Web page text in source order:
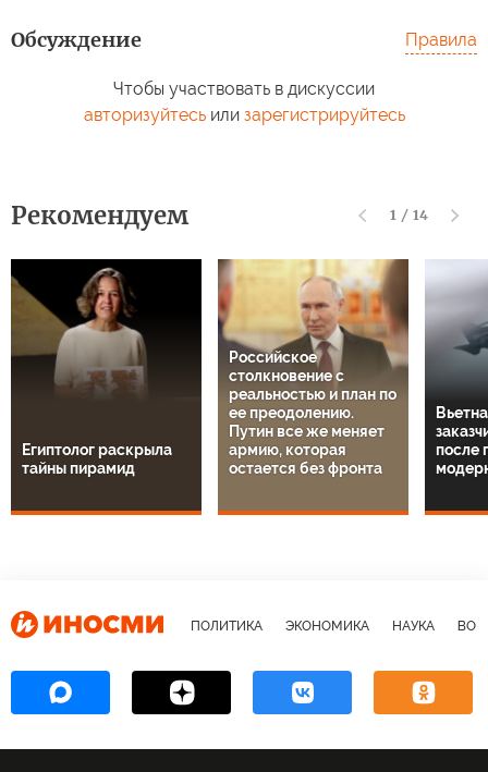
Обсуждение Правила
Чтобы участвовать в дискуссии
авторизуйтесьили зарегистрируйтесь
Рекомендуем 1 / 14
Египтолог раскрыла
тайны пирамид
Российское
столкновение с
реальностью и план по
ее преодолению.
Путин все же меняет
армию, которая
остается без фронта
после
ПОЛИТИКА ЭКОНОМИКА НАУКА